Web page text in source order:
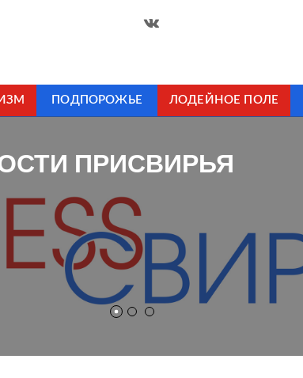
ПОДПОРОЖЬЕ ЛОДЕЙНОЕ ПОЛЕ
ПРИСВИРЬЯ